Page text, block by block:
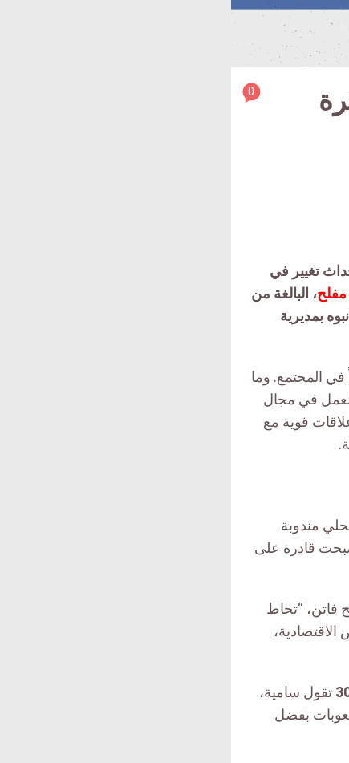
article
0
تغيير في
، البالغة من
بمديرية
في المجتمع. وما
في مجال
قوية مع
مندوبة
قادرة على
فاتن، “تحاط
تقول سامية،
بفضل